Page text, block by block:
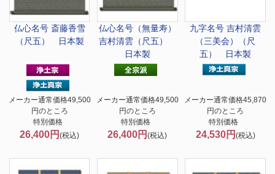
仏心名号 斎藤香雪
（尺五） 日本製
メーカー通常価格49,500
円のところ
特別価格
26,400円(税込)
仏心名号（無量寿）
吉村清雲（尺五）
日本製
メーカー通常価格49,500
円のところ
特別価格
26,400円(税込)
九字名号 吉村清雲
（三美会）（尺
五） 日本製
メーカー通常価格45,870
円のところ
特別価格
24,530円 (税込)